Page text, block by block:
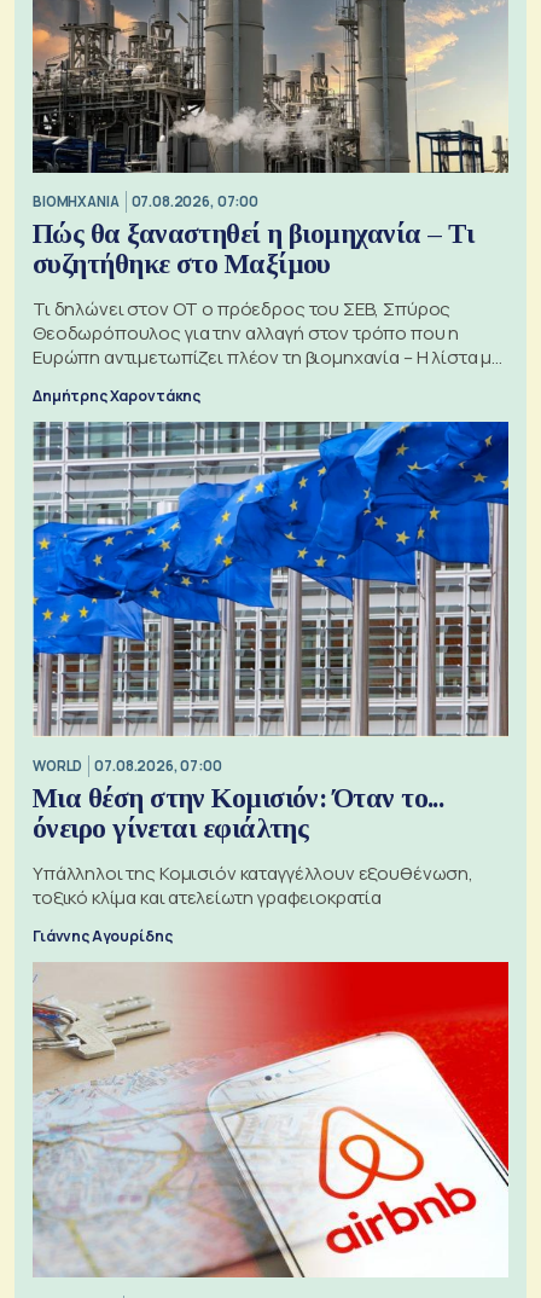
ΒΙΟΜΗΧΑΝΙΑ 07.08.2026, 07:00
Πώς θα ξαναστηθεί η βιομηχανία – Τι
συζητήθηκε στο Μαξίμου
Τι δηλώνει στον ΟΤ ο πρόεδρος του ΣΕΒ, Σπύρος
Θεοδωρόπουλος για την αλλαγή στον τρόπο που η
Ευρώπη αντιμετωπίζει πλέον τη βιομηχανία – Η λίστα με
Δημήτρης Χαροντάκης
WORLD 07.08.2026, 07:00
Μια θέση στην Κομισιόν: Όταν το...
όνειρο γίνεται εφιάλτης
Υπάλληλοι της Κομισιόν καταγγέλλουν εξουθένωση,
τοξικό κλίμα και ατελείωτη γραφειοκρατία
Γιάννης Αγουρίδης